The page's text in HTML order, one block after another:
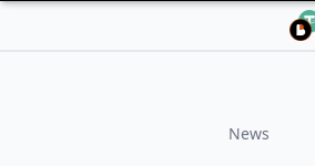
News